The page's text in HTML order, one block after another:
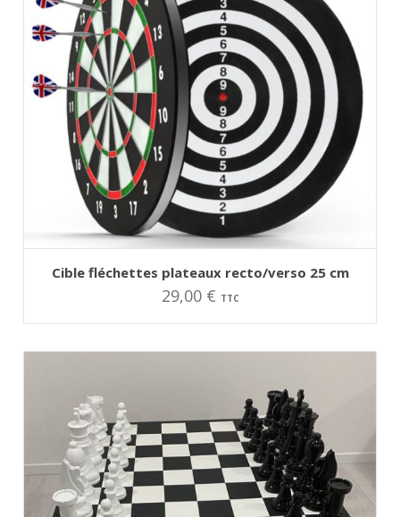
Cible fléchettes plateaux recto/verso 25 cm
29,00 € TTC